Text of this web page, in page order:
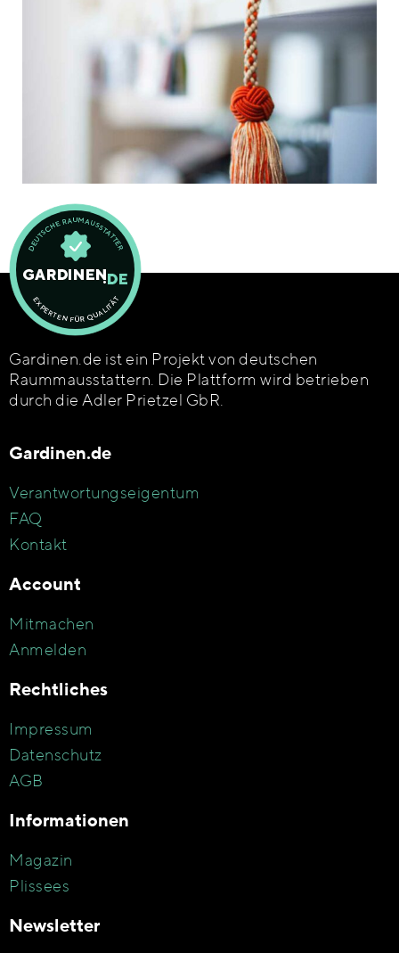
Gardinen.de ist ein Projekt von deutschen
Raummausstattern. Die Plattform wird betrieben
durch die Adler Prietzel GbR.
Gardinen.de
Verantwortungseigentum
FAQ
Kontakt
Account
Mitmachen
Anmelden
Rechtliches
Impressum
Datenschutz
AGB
Informationen
Magazin
Plissees
Newsletter